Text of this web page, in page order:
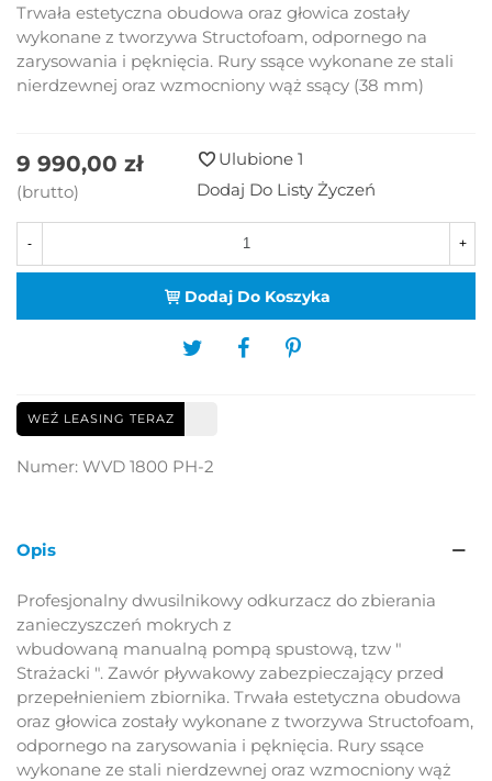
Trwała estetyczna obudowa oraz głowica zostały
wykonane z tworzywa Structofoam, odpornego na
zarysowania i pęknięcia. Rury ssące wykonane ze stali
nierdzewnej oraz wzmocniony wąż ssący (38 mm)
9 990,00 zł
(brutto)
Ulubione 1
Dodaj Do Listy Życzeń
- +
Dodaj Do Koszyka
WEŹ LEASING TERAZ
Numer: WVD 1800 PH-2
Opis
Profesjonalny dwusilnikowy odkurzacz do zbierania
zanieczyszczeń mokrych z
wbudowaną manualną pompą spustową, tzw "
Strażacki ". Zawór pływakowy zabezpieczający przed
przepełnieniem zbiornika. Trwała estetyczna obudowa
oraz głowica zostały wykonane z tworzywa Structofoam,
odpornego na zarysowania i pęknięcia. Rury ssące
wykonane ze stali nierdzewnej oraz wzmocniony wąż